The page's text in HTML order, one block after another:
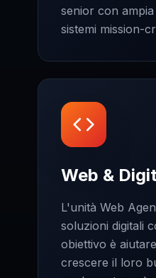
senior con
sistemi mission-
Web &
L'unità Web
soluzioni digitali
obiettivo è
crescere il loro